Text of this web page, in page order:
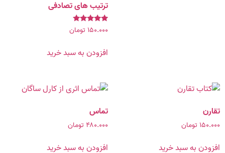
ترتیب‌ های تصادفی
نمره
۱۵۰.۰۰۰ تومان
افزودن به سبد خرید
تقارن
۱۵۰.۰۰۰ تومان
افزودن به سبد خرید
تماس
۴۸۰.۰۰۰ تومان
افزودن به سبد خرید